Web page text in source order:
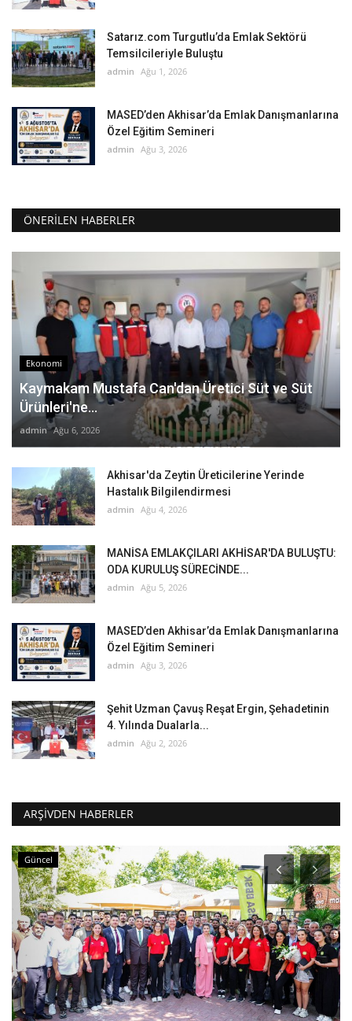
Satarız.com Turgutlu’da Emlak Sektörü
Temsilcileriyle Buluştu
admin Ağu 1, 2026
MASED’den Akhisar’da Emlak Danışmanlarına
Özel Eğitim Semineri
admin Ağu 3, 2026
ÖNERILEN HABERLER
Ekonomi
Kaymakam Mustafa Can'dan Üretici Süt ve Süt
Ürünleri'ne...
admin Ağu 6, 2026
Akhisar'da Zeytin Üreticilerine Yerinde
Hastalık Bilgilendirmesi
admin Ağu 4, 2026
MANİSA EMLAKÇILARI AKHİSAR'DA BULUŞTU:
ODA KURULUŞ SÜRECİNDE...
admin Ağu 5, 2026
MASED’den Akhisar’da Emlak Danışmanlarına
Özel Eğitim Semineri
admin Ağu 3, 2026
Şehit Uzman Çavuş Reşat Ergin, Şehadetinin
4. Yılında Dualarla...
admin Ağu 2, 2026
ARŞIVDEN HABERLER
Ekonomi